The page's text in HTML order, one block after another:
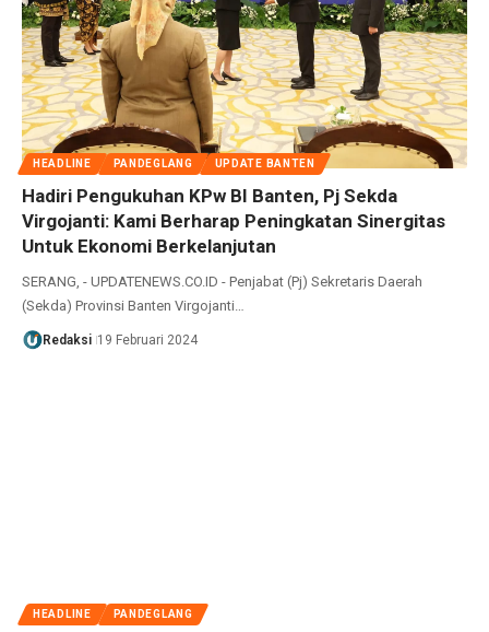
HEADLINE PANDEGLANG UPDATE BANTEN
Hadiri Pengukuhan KPw BI Banten, Pj Sekda
Virgojanti: Kami Berharap Peningkatan Sinergitas
Untuk Ekonomi Berkelanjutan
SERANG, - UPDATENEWS.CO.ID - Penjabat (Pj) Sekretaris Daerah
(Sekda) Provinsi Banten Virgojanti…
Redaksi 19 Februari 2024
HEADLINE PANDEGLANG